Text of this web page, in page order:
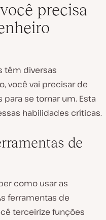
precisa
têm diversas
você vai precisar de
se tornar um. Esta
habilidades críticas.
de
como usar as
ferramentas de
terceirize funções